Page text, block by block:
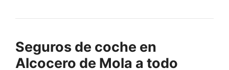
Seguros de coche en
Alcocero de Mola a todo